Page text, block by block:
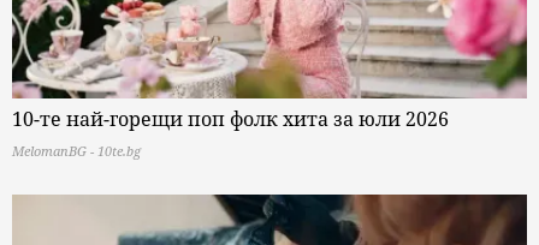
10-те най-горещи поп фолк хита за юли 2026
MelomanBG - 10te.bg